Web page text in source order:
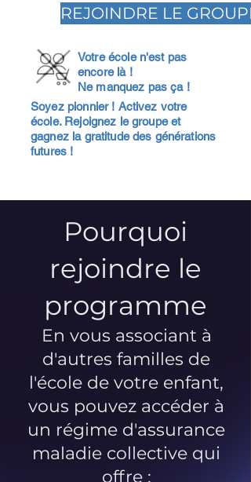
REJOINDRE LE GROUPE
Votre école n'est pas
encore là !
Ne manquez pas ça !
Soyez pionnier ! Activez votre
école. Rejoignez le groupe et
gagnez la gratitude des générations
futures !
Pourquoi
rejoindre le
programme
En vous associant à
d'autres familles de
l'école de votre enfant,
vous pouvez accéder à
un régime d'assurance
maladie collective qui
offre :